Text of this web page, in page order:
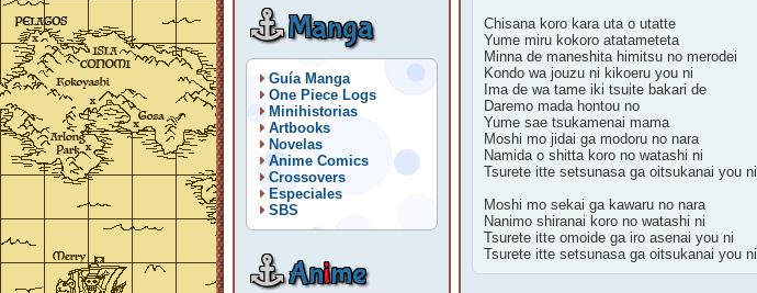
Manga
Guía Manga
One Piece Logs
Minihistorias
Artbooks
Novelas
Anime Comics
Crossovers
Especiales
SBS
Anime
Chisana koro kara uta o utatte
Yume miru kokoro atatameteta
Minna de maneshita himitsu no merodei
Kondo wa jouzu ni kikoeru you ni
Ima de wa tame iki tsuite bakari de
Daremo mada hontou no
Yume sae tsukamenai mama
Moshi mo jidai ga modoru no nara
Namida o shitta koro no watashi ni
Tsurete itte setsunasa ga oitsukanai you ni
Moshi mo sekai ga kawaru no nara
Nanimo shiranai koro no watashi ni
Tsurete itte omoide ga iro asenai you ni
Tsurete itte setsunasa ga oitsukanai you ni